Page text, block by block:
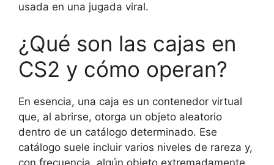
usada en una jugada viral.
¿Qué son las cajas en
CS2 y cómo operan?
En esencia, una caja es un contenedor virtual
que, al abrirse, otorga un objeto aleatorio
dentro de un catálogo determinado. Ese
catálogo suele incluir varios niveles de rareza y,
con frecuencia, algún objeto extremadamente